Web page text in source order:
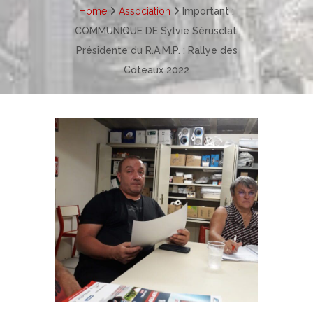
Home Association
Important :
COMMUNIQUE DE Sylvie Sérusclat,
Présidente du R.A.M.P. : Rallye des
Coteaux 2022